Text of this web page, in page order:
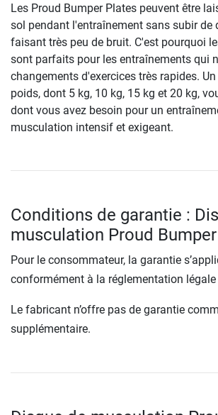
Les Proud Bumper Plates peuvent être
sol pendant l'entraînement sans subir de
faisant très peu de bruit. C'est pourquoi
sont parfaits pour les entraînements qui
changements d'exercices très rapides.
poids, dont 5 kg, 10 kg, 15 kg et 20 kg,
dont vous avez besoin pour un
musculation intensif et exigeant.
Conditions de garantie :
musculation Proud Bumper
Pour le consommateur, la garantie
conformément à la réglementation légale
Le fabricant n’offre pas de garantie
supplémentaire.